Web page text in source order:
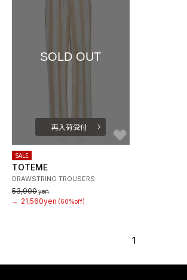
SOLD OUT
再入荷受付
SALE
TOTEME
DRAWSTRING TROUSERS
53,900yen
→
21,560yen (60%off)
1